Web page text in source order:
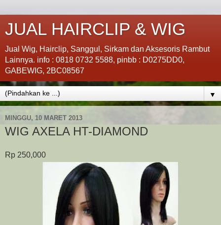
JUAL HAIRCLIP & WIG
Jual Wig, Hairclip, Sanggul, Sirkam dan Aksesoris Rambut
Lainnya. info : 0818 0732 5588, pinbb : D0275DD0,
GABEWIG, 2BC08567
▼
MINGGU, 10 MARET 2013
WIG AXELA HT-DIAMOND
Rp 250,000